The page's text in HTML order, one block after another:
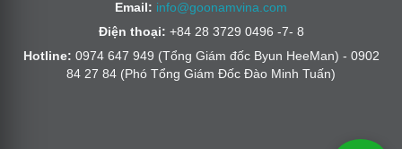
Email: info@goonamvina.com
Điện thoại: +84 28 3729 0496 -7- 8
Hotline: 0974 647 949 (Tổng Giám đốc Byun HeeMan) - 0902
84 27 84 (Phó Tổng Giám Đốc Đào Minh Tuấn)